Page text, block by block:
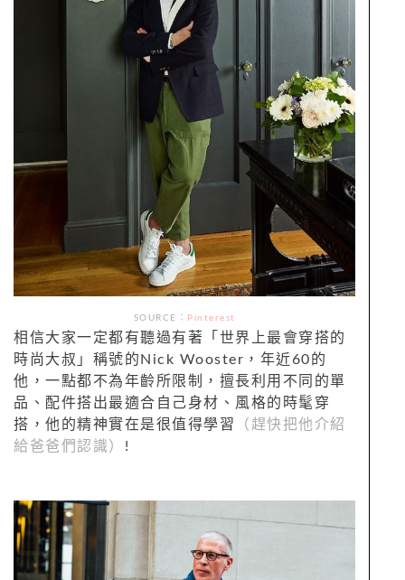
SOURCE： Pinterest
相信大家一定都有聽過有著「世界上最會穿搭的
時尚大叔」稱號的Nick Wooster，年近60的
他，一點都不為年齡所限制，擅長利用不同的單
品、配件搭出最適合自己身材、風格的時髦穿
搭，他的精神實在是很值得學習
（趕快把他介紹
給爸爸們認識） !